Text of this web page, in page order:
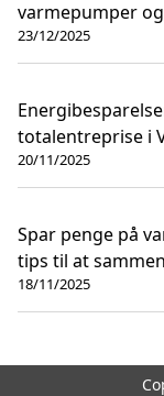
varmepumper
23/12/2025
totalentreprise i
20/11/2025
Spar penge på
tips til at
18/11/2025